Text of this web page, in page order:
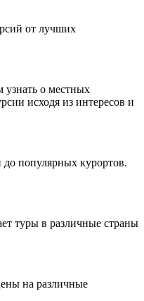
от лучших
узнать о местных
исходя из интересов и
популярных курортов.
туры в различные страны
на различные